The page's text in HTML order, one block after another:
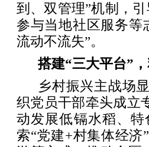
到、双管理”机制，
参与当地社区服务等
流动不流失”。
搭建“三大平台”
乡村振兴主战场
织党员干部牵头成立
动发展低镉水稻、
索“党建+村集体经